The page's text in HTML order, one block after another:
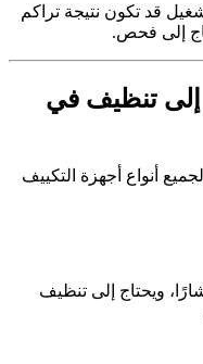
قد تكون نتيجة تراكم
إلى فحص.
إلى تنظيف في
أنواع أجهزة التكييف
ويحتاج إلى تنظيف